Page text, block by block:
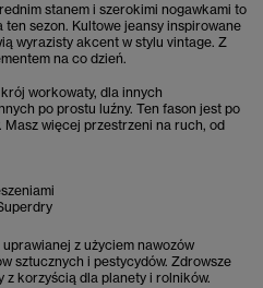
stanem i szerokimi nogawkami to
sezon. Kultowe jeansy inspirowane
wyrazisty akcent w stylu vintage. Z
na co dzień.
workowaty, dla innych
po prostu luźny. Ten fason jest po
więcej przestrzeni na ruch, od
z użyciem nawozów
sztucznych i pestycydów. Zdrowsze
z korzyścią dla planety i rolników.